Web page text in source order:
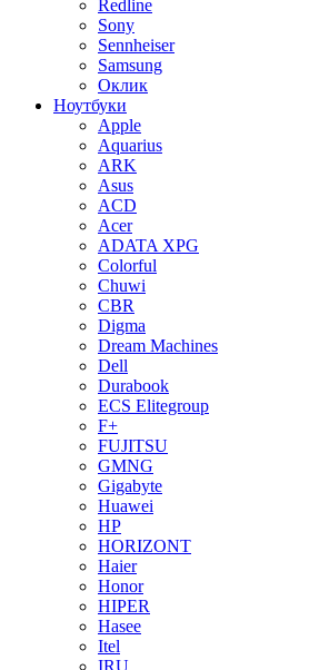
Redline
Sony
Sennheiser
Samsung
Оклик
Ноутбуки
Apple
Aquarius
ARK
Asus
ACD
Acer
ADATA XPG
Colorful
Chuwi
CBR
Digma
Dream Machines
Dell
Durabook
ECS Elitegroup
F+
FUJITSU
GMNG
Gigabyte
Huawei
HP
HORIZONT
Haier
Honor
HIPER
Hasee
Itel